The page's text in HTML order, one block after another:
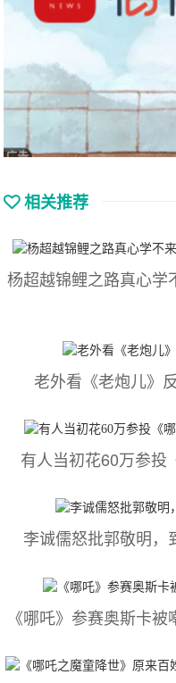
相关推荐
杨超越锦鲤之路真心学
老外看《老炮儿》
有人当初花60万参投
李诚儒怒批郭敬明，
《哪吒》参赛奥斯卡